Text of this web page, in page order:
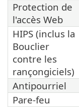
Protection de
l'accès Web
HIPS (inclus la
Bouclier
contre les
rançongiciels)
Antipourriel
Pare-feu